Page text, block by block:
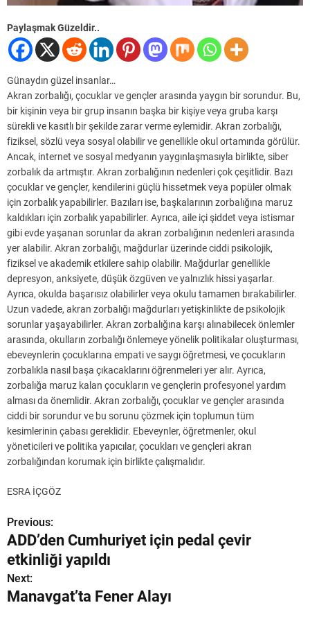
Paylaşmak Güzeldir..
Günaydın güzel insanlar…
Akran zorbalığı, çocuklar ve gençler arasında yaygın bir sorundur. Bu,
bir kişinin veya bir grup insanın başka bir kişiye veya gruba karşı
sürekli ve kasıtlı bir şekilde zarar verme eylemidir. Akran zorbalığı,
fiziksel, sözlü veya sosyal olabilir ve genellikle okul ortamında görülür.
Ancak, internet ve sosyal medyanın yaygınlaşmasıyla birlikte, siber
zorbalık da artmıştır. Akran zorbalığının nedenleri çok çeşitlidir. Bazı
çocuklar ve gençler, kendilerini güçlü hissetmek veya popüler olmak
için zorbalık yapabilirler. Bazıları ise, başkalarının zorbalığına maruz
kaldıkları için zorbalık yapabilirler. Ayrıca, aile içi şiddet veya istismar
gibi evde yaşanan sorunlar da akran zorbalığının nedenleri arasında
yer alabilir. Akran zorbalığı, mağdurlar üzerinde ciddi psikolojik,
fiziksel ve akademik etkilere sahip olabilir. Mağdurlar genellikle
depresyon, anksiyete, düşük özgüven ve yalnızlık hissi yaşarlar.
Ayrıca, okulda başarısız olabilirler veya okulu tamamen bırakabilirler.
Uzun vadede, akran zorbalığı mağdurları yetişkinlikte de psikolojik
sorunlar yaşayabilirler. Akran zorbalığına karşı alınabilecek önlemler
arasında, okulların zorbalığı önlemeye yönelik politikalar oluşturması,
ebeveynlerin çocuklarına empati ve saygı öğretmesi, ve çocukların
zorbalıkla nasıl başa çıkacaklarını öğrenmeleri yer alır. Ayrıca,
zorbalığa maruz kalan çocukların ve gençlerin profesyonel yardım
alması da önemlidir. Akran zorbalığı, çocuklar ve gençler arasında
ciddi bir sorundur ve bu sorunu çözmek için toplumun tüm
kesimlerinin çabası gereklidir. Ebeveynler, öğretmenler, okul
yöneticileri ve politika yapıcılar, çocukları ve gençleri akran
zorbalığından korumak için birlikte çalışmalıdır.
ESRA İÇGÖZ
Y
a
z
ı
Previous:
ADD’den Cumhuriyet için pedal çevir
etkinliği yapıldı
Next:
Manavgat’ta Fener Alayı